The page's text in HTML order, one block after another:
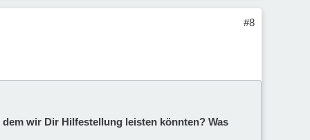
#8
wir Dir Hilfestellung leisten könnten? Was